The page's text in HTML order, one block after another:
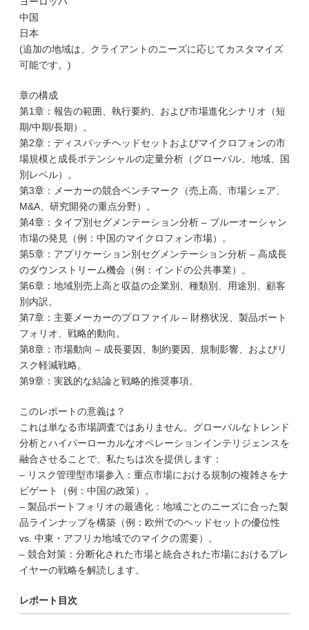
中国
日本
(追加の地域は、クライアントのニーズに応じてカスタマイズ
可能です。)
章の構成
第1章：報告の範囲、執行要約、および市場進化シナリオ（短
期/中期/長期）。
第2章：ディスパッチヘッドセットおよびマイクロフォンの市
場規模と成長ポテンシャルの定量分析（グローバル、地域、国
別レベル）。
第3章：メーカーの競合ベンチマーク（売上高、市場シェア、
M&A、研究開発の重点分野）。
第4章：タイプ別セグメンテーション分析 – ブルーオーシャン
市場の発見（例：中国のマイクロフォン市場）。
第5章：アプリケーション別セグメンテーション分析 – 高成長
のダウンストリーム機会（例：インドの公共事業）。
第6章：地域別売上高と収益の企業別、種類別、用途別、顧客
別内訳。
第7章：主要メーカーのプロファイル – 財務状況、製品ポート
フォリオ、戦略的動向。
第8章：市場動向 – 成長要因、制約要因、規制影響、およびリ
スク軽減戦略。
第9章：実践的な結論と戦略的推奨事項。
このレポートの意義は？
これは単なる市場調査ではありません。グローバルなトレンド
分析とハイパーローカルなオペレーションインテリジェンスを
融合させることで、私たちは次を提供します：
– リスク管理型市場参入：重点市場における規制の複雑さをナ
ビゲート（例：中国の政策）。
– 製品ポートフォリオの最適化：地域ごとのニーズに合った製
品ラインナップを構築（例：欧州でのヘッドセットの優位性
vs. 中東・アフリカ地域でのマイクの需要）。
– 競合対策：分断化された市場と統合された市場におけるプレ
イヤーの戦略を解読します。
レポート目次